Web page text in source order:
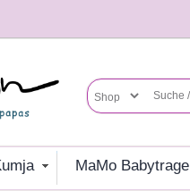
Kumja MaMo Babytrage